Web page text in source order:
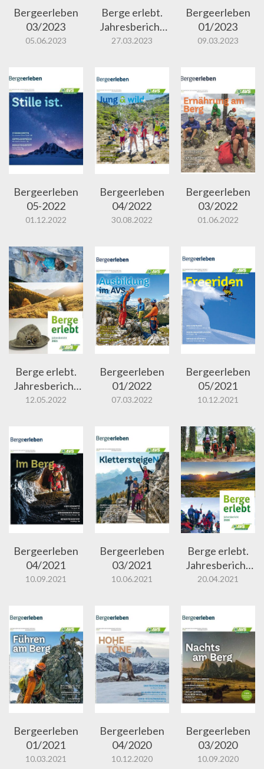
Bergeerleben
03/2023
05.06.2023
Berge erlebt.
Jahresbericht
2022
27.03.2023
Bergeerleben
01/2023
09.03.2023
Bergeerleben
05-2022
01.12.2022
Bergeerleben
04/2022
30.08.2022
Bergeerleben
03/2022
01.06.2022
Berge erlebt.
Jahresbericht
2021
12.05.2022
Bergeerleben
01/2022
07.03.2022
Bergeerleben
05/2021
10.12.2021
Bergeerleben
04/2021
10.09.2021
Bergeerleben
03/2021
10.06.2021
Berge erlebt.
Jahresbericht
2020
20.04.2021
Bergeerleben
01/2021
10.03.2021
Bergeerleben
04/2020
10.12.2020
Bergeerleben
03/2020
10.09.2020